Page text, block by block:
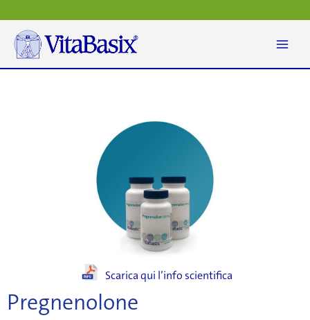
al
contenuto
Scarica qui l’info scientifica
Pregnenolone